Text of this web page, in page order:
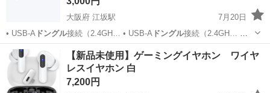
大阪府 江坂駅
7月20日
• USB-Aドングル 接続（2.4GH… • USB-Aドングル接続（2.4GH… す
べてUSB-Aドングル接続のため、Bl…
大阪 豊中市 江坂駅 周辺機器 ワイヤレスマウス
【新品未使用】ゲーミングイヤホン ワイヤ
レスイヤホン 白
7,200円